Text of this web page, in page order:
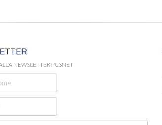
NEWSLETTER PCSNET